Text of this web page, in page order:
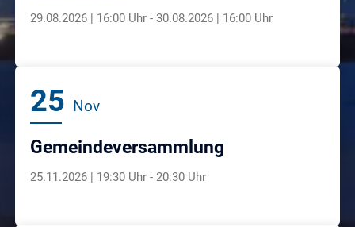
29.08.2026 | 16:00 Uhr - 30.08.2026 | 16:00 Uhr
Nov
25
Gemeindeversammlung
25.11.2026 | 19:30 Uhr - 20:30 Uhr